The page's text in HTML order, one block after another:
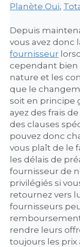
Planète Oui,
Depuis
vous avez donc
fournisseur
cependant bien
nature et les
que le
soit en principe
ayez des frais
des clauses
pouvez donc
vous plaît de le
les délais de
fournisseur de
privilégiés si
retournez vers
fournisseurs
rendre leurs
toujours les prix